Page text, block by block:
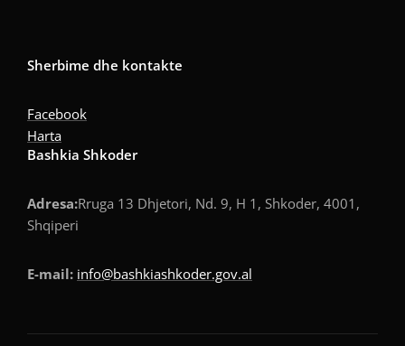
Sherbime dhe kontakte
Facebook
Harta
Bashkia Shkoder
Adresa:Rruga 13 Dhjetori, Nd. 9, H 1, Shkoder, 4001,
Shqiperi
E-mail: info@bashkiashkoder.gov.al